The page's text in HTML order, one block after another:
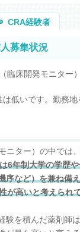
CRA経験者
募集状況
臨床開発モニター
低いです。勤務
ニター）の中では
6年制大学の学歴
序など）を兼ね備
が高いと考えられ
験を積んだ薬剤師